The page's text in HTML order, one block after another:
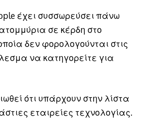
έχει συσσωρεύσει πάνω
σε κέρδη στο
δεν φορολογούνται στις
να κατηγορείτε για
ότι υπάρχουν στην λίστα
εταιρείες τεχνολογίας.